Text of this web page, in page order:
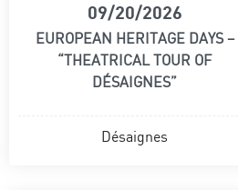
09/20/2026
EUROPEAN HERITAGE DAYS –
“THEATRICAL TOUR OF
DÉSAIGNES”
Désaignes